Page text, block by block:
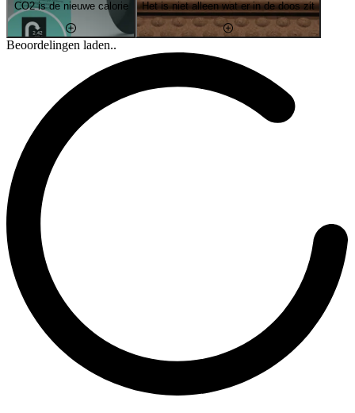
CO2 is de nieuwe calorie Het is niet alleen wat er in de doos zit
Beoordelingen laden..